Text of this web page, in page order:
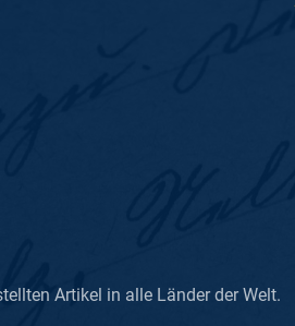
Artikel in alle Länder der Welt.